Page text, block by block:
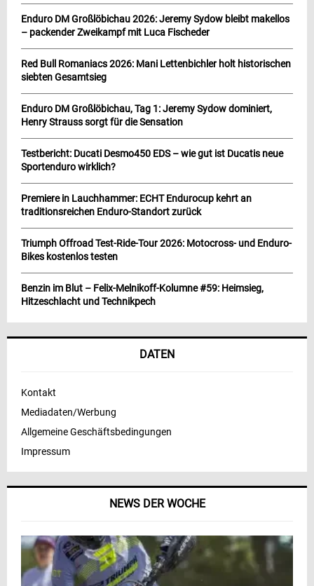
NEWS DER WOCHE
Enduro DM Großlöbichau 2026: Jeremy Sydow bleibt makellos
– packender Zweikampf mit Luca Fischeder
Red Bull Romaniacs 2026: Mani Lettenbichler holt historischen
siebten Gesamtsieg
Enduro DM Großlöbichau, Tag 1: Jeremy Sydow dominiert,
Henry Strauss sorgt für die Sensation
Testbericht: Ducati Desmo450 EDS – wie gut ist Ducatis neue
Sportenduro wirklich?
Premiere in Lauchhammer: ECHT Endurocup kehrt an
traditionsreichen Enduro-Standort zurück
Triumph Offroad Test-Ride-Tour 2026: Motocross- und Enduro-
Bikes kostenlos testen
Benzin im Blut – Felix-Melnikoff-Kolumne #59: Heimsieg,
Hitzeschlacht und Technikpech
DATEN
Kontakt
Mediadaten/Werbung
Allgemeine Geschäftsbedingungen
Impressum